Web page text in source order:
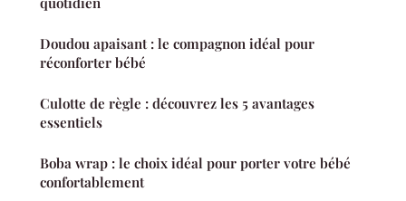
Doudou apaisant : le compagnon idéal pour
réconforter bébé
Culotte de règle : découvrez les 5 avantages
essentiels
Boba wrap : le choix idéal pour porter votre bébé
confortablement